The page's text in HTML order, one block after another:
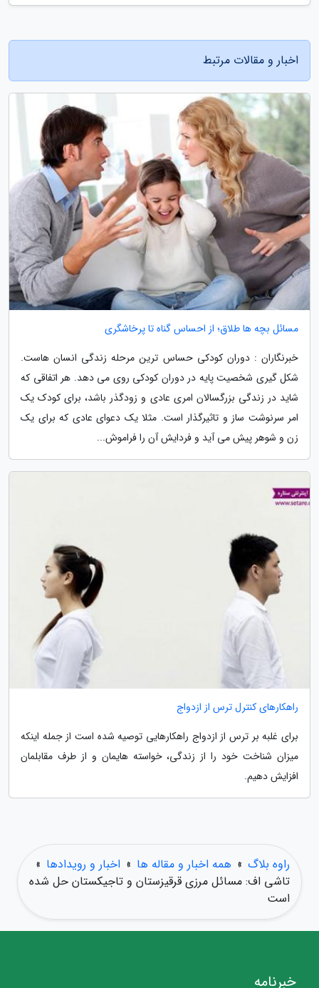
اخبار و مقالات مرتبط
مسائل بچه ها طلاق؛ از احساس گناه تا پرخاشگری
خبرنگاران : دوران کودکی حساس ترین مرحله زندگی انسان هاست.
شکل گیری شخصیت پایه در دوران کودکی روی می دهد. هر اتفاقی که
شاید در زندگی بزرگسالان امری عادی و زودگذر باشد، برای کودک یک
امر سرنوشت ساز و تاثیرگذار است. مثلا یک دعوای عادی که برای یک
زن و شوهر پیش می آید و فردایش آن را فراموش...
راهکارهای کنترل ترس از ازدواج
برای غلبه بر ترس از ازدواج راهکارهایی توصیه شده است از جمله اینکه
میزان شناخت خود را از زندگی، خواسته هایمان و از طرف مقابلمان
افزایش دهیم.
راوه بلاگ » همه اخبار و مقاله ها » اخبار و رویدادها »
تاشی اف: مسائل مرزی قرقیزستان و تاجیکستان حل شده
است
خبرنامه